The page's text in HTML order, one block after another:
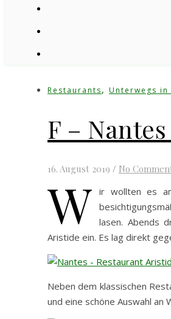
Restaurants, Unterwegs in
F –
16. August 2019 / No
W ir wollten es
lasen. Abends
Aristide ein. Es lag direkt
Neben dem klassischen
und eine schöne Auswahl an